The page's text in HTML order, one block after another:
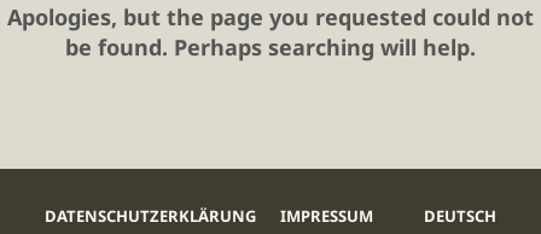
Apologies, but the page you requested could not
be found. Perhaps searching will help.
DATENSCHUTZERKLÄRUNG IMPRESSUM DEUTSCH